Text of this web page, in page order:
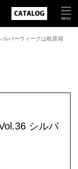
ルバーウィークは桧原湖
シルバ